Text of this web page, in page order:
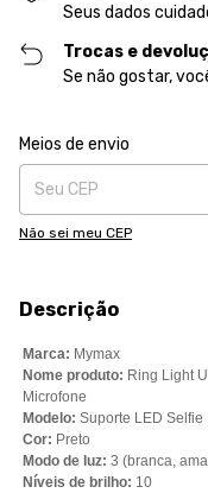
Seus dados
Trocas e
Se não gostar,
Entregas para o CEP:
Meios de envio
Não sei meu CEP
Descrição
Marca: Mymax
Nome produto: Ring Light
Microfone
Modelo: Suporte LED Selfie
Cor: Preto
Modo de luz: 3 (branca,
Níveis de brilho: 10